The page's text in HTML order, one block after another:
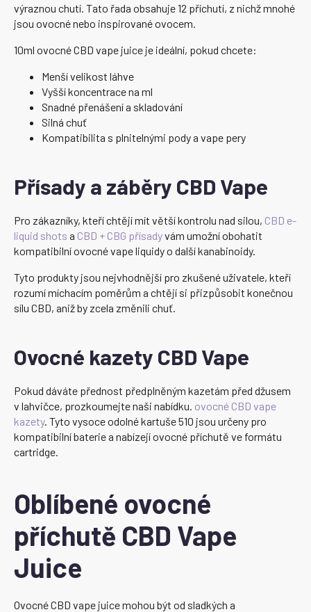
výraznou chutí. Tato řada obsahuje 12 příchutí, z nichž mnohé
jsou ovocné nebo inspirované ovocem.
10ml ovocné CBD vape juice je ideální, pokud chcete:
Menší velikost láhve
Vyšší koncentrace na ml
Snadné přenášení a skladování
Silná chuť
Kompatibilita s plnitelnými pody a vape pery
Přísady a záběry CBD Vape
Pro zákazníky, kteří chtějí mít větší kontrolu nad silou, CBD e-
liquid shots a CBD + CBG přísadyvám umožní obohatit
kompatibilní ovocné vape liquidy o další kanabinoidy.
Tyto produkty jsou nejvhodnější pro zkušené uživatele, kteří
rozumí míchacím poměrům a chtějí si přizpůsobit konečnou
sílu CBD, aniž by zcela změnili chuť.
Ovocné kazety CBD Vape
Pokud dáváte přednost předplněným kazetám před džusem
v lahvičce, prozkoumejte naši nabídku. ovocné CBD vape
kazety. Tyto vysoce odolné kartuše 510 jsou určeny pro
kompatibilní baterie a nabízejí ovocné příchutě ve formátu
cartridge.
Oblíbené ovocné
příchutě CBD Vape
Juice
Ovocné CBD vape juice mohou být od sladkých a